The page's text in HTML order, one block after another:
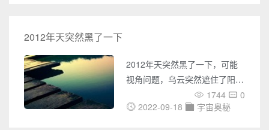
空。但是在一次执行任务的时
候，设备出现了故障，这3位宇
航员全部在太空中遇难，到现在
为止，他们的尸体仍旧在太空的
2012年天突然黑了一下
2012年天突然黑了一下，可能
视角问题，乌云突然遮住了阳
光，或有人眼睛闪过，这都可能
让人感觉天黑了；另外，正常情
1744
0
2022-09-18
宇宙奥秘